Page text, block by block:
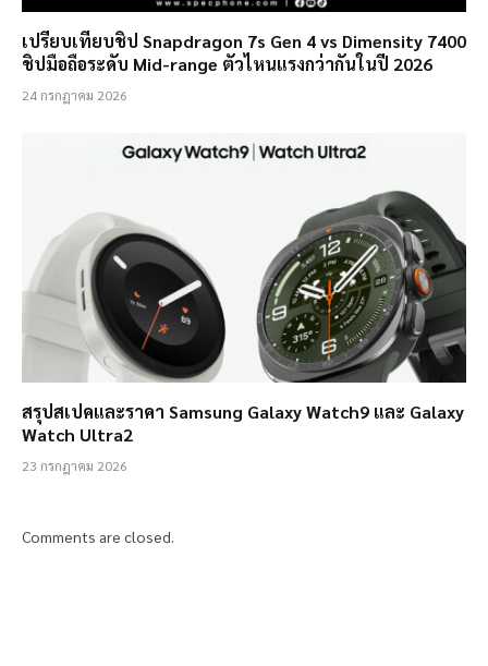
เปรียบเทียบชิป Snapdragon 7s Gen 4 vs Dimensity 7400
ชิปมือถือระดับ Mid-range ตัวไหนแรงกว่ากันในปี 2026
24 กรกฎาคม 2026
สรุปสเปคและราคา Samsung Galaxy Watch9 และ Galaxy
Watch Ultra2
23 กรกฎาคม 2026
Comments are closed.